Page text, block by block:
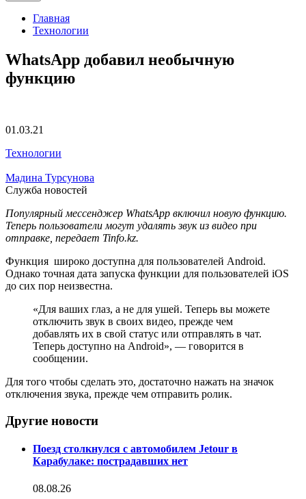
Главная
Технологии
WhatsApp добавил необычную
функцию
01.03.21
Технологии
Мадина Турсунова
Служба новостей
Популярный мессенджер WhatsApp включил новую функцию.
Теперь пользователи могут удалять звук из видео при
отправке, передает Tinfo.kz.
Функция широко доступна для пользователей Android.
Однако точная дата запуска функции для пользователей iOS
до сих пор неизвестна.
«Для ваших глаз, а не для ушей. Теперь вы можете
отключить звук в своих видео, прежде чем
добавлять их в свой статус или отправлять в чат.
Теперь доступно на Android», — говорится в
сообщении.
Для того чтобы сделать это, достаточно нажать на значок
отключения звука, прежде чем отправить ролик.
Другие новости
Поезд столкнулся с автомобилем Jetour в
Карабулаке: пострадавших нет
08.08.26